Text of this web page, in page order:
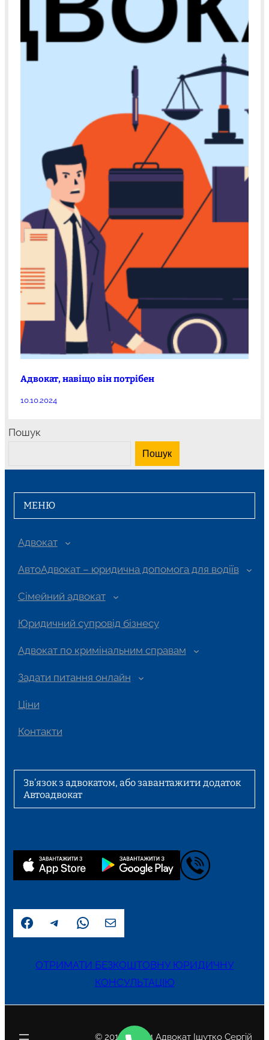
Адвокат, навіщо він потрібен
10.10.2024
Пошук
Пошук
МЕНЮ
Адвокат
АвтоАдвокат – юридична допомога для водіїв
Сімейний адвокат
Юридичний супровід бізнесу
Адвокат по кримінальним справам
Задати питання онлайн
Ціни
Контакти
Зв’язок з адвокатом, або завантажити додаток
Автоадвокат
Facebook Telegram WhatsApp Пошта
ОТРИМАТИ БЕЗКОШТОВНУ ЮРИДИЧНУ
КОНСУЛЬТАЦІЮ
© 2015 – 2024 Адвокат Ішутко Сергій